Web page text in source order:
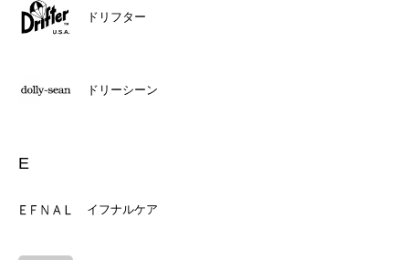
ドリフター
ドリーシーン
E
イフナルケア